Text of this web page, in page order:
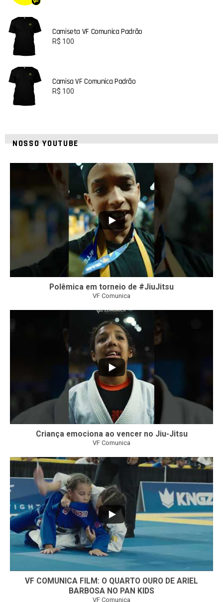
Camiseta VF Comunica Padrão
R$ 100
Camisa VF Comunica Padrão
R$ 100
NOSSO YOUTUBE
Polêmica em torneio de #JiuJitsu
VF Comunica
Criança emociona ao vencer no Jiu-Jitsu
VF Comunica
...
VF COMUNICA FILM: O QUARTO OURO DE ARIEL
BARBOSA NO PAN KIDS
VF Comunica